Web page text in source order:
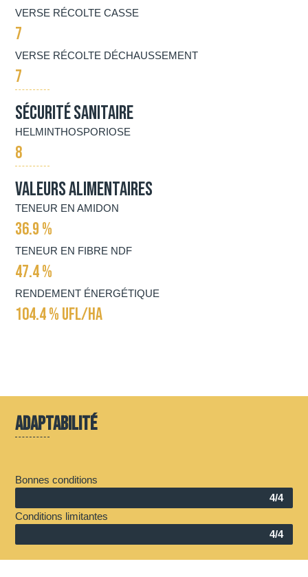
VERSE RÉCOLTE CASSE
7
VERSE RÉCOLTE DÉCHAUSSEMENT
7
Sécurité Sanitaire
HELMINTHOSPORIOSE
8
Valeurs alimentaires
TENEUR EN AMIDON
36.9 %
TENEUR EN FIBRE NDF
47.4 %
RENDEMENT ÉNERGÉTIQUE
104.4 % UFL/HA
Adaptabilité
Bonnes conditions
4/4
Conditions limitantes
4/4